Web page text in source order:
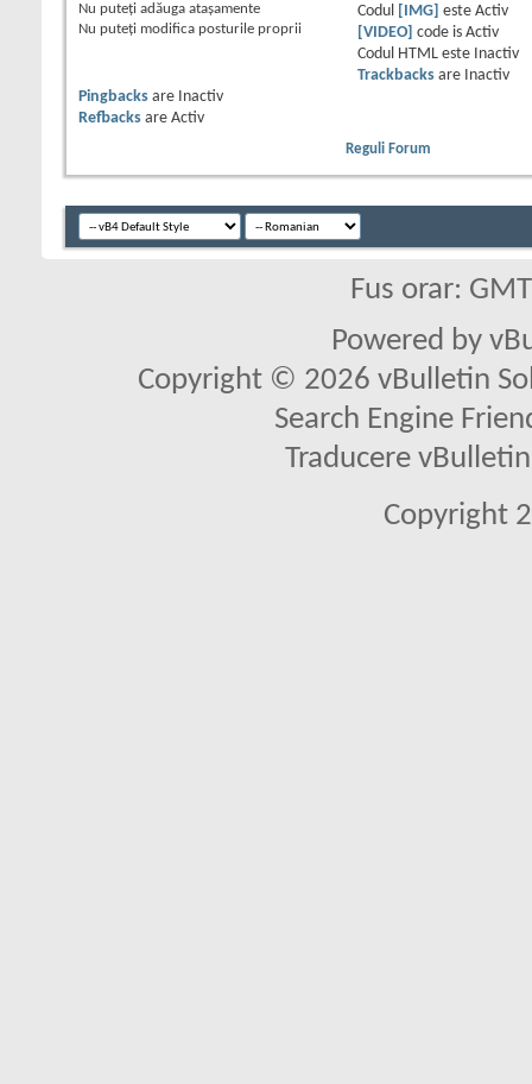
Nu puteţi adăuga ataşamente
Nu puteţi modifica posturile proprii
Codul
[IMG] este Activ
[VIDEO]
code is Activ
Codul HTML este
Inactiv
Trackbacksare
Inactiv
Pingbacks are
Inactiv
Refbacks are Activ
Reguli Forum
Fus orar:
Powered by
Copyright © 2026 vBulletin
Search Engine
Traducere
Copyright